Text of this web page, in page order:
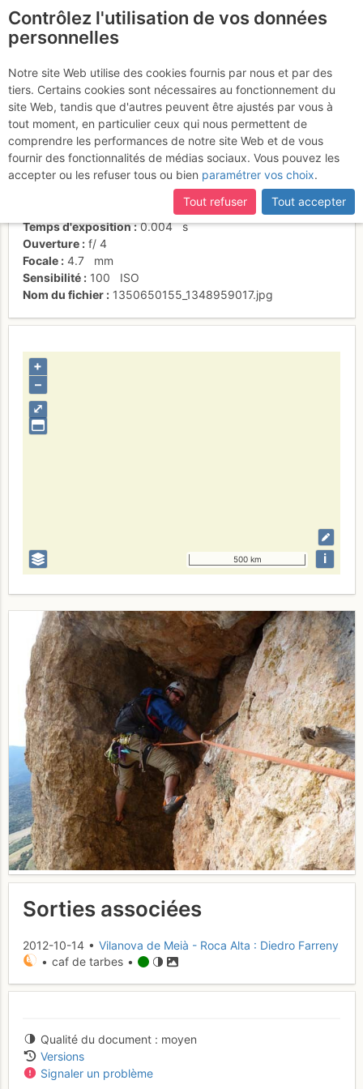
Dièdre Farreny
Activités
Date/heure
13 nov. 2012 14:30
Contributeur
caf de tarbes
individuel (CC by-nc-nd)
Panasonic DMC-TZ18
Temps d'exposition
0.004 s
Ouverture
f/ 4
Focale
4.7
mm
Sensibilité
100
ISO
Nom du fichier
1350650155_1348959017.jpg
⤢
+
–
500 km i
Sorties associées
2012-10-14 • Vilanova de Meià - Roca Alta : Diedro Farreny
• caf de tarbes •
Qualité du document
moyen
Versions
Signaler un problème
Contrôlez l'utilisation de vos données
personnelles
Notre site Web utilise des cookies fournis par nous et par des
tiers. Certains cookies sont nécessaires au fonctionnement du
site Web, tandis que d'autres peuvent être ajustés par vous à
tout moment, en particulier ceux qui nous permettent de
comprendre les performances de notre site Web et de vous
fournir des fonctionnalités de médias sociaux. Vous pouvez les
accepter ou les refuser tous ou bien paramétrer vos choix.
Tout refuser
Tout accepter